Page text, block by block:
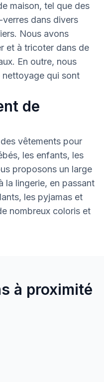
maison, tel que des
dans divers
Nous avons
et à tricoter dans de
En outre, nous
qui sont
de
vêtements pour
les enfants, les
proposons un large
la lingerie, en passant
les pyjamas et
nombreux coloris et
à proximité